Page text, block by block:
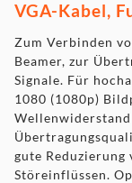
Stecker mit
und
Wird auch 15-
Stecker genannt
VGA-Kabel,
Zum Verbinden
Beamer, zur
Signale. Für
1080 (1080p)
gute Reduzierung
Störeinflüssen.